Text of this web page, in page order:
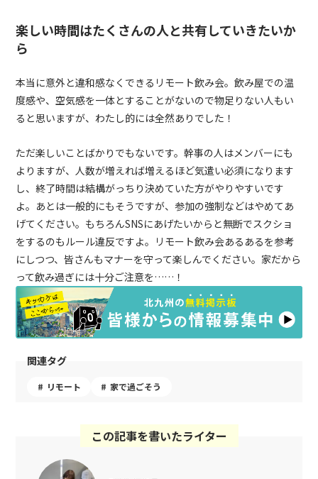
楽しい時間はたくさんの人と共有していきたいか
ら
本当に意外と違和感なくできるリモート飲み会。飲み屋での温
度感や、空気感を一体とすることがないので物足りない人もい
ると思いますが、わたし的には全然ありでした！
ただ楽しいことばかりでもないです。幹事の人はメンバーにも
よりますが、人数が増えれば増えるほど気遣い必須になります
し、終了時間は結構がっちり決めていた方がやりやすいです
よ。あとは一般的にもそうですが、参加の強制などはやめてあ
げてください。もちろんSNSにあげたいからと無断でスクショ
をするのもルール違反ですよ。リモート飲み会あるあるを参考
にしつつ、皆さんもマナーを守って楽しんでください。家だから
って飲み過ぎには十分ご注意を……！
関連タグ
リモート 家で過ごそう
この記事を書いたライター